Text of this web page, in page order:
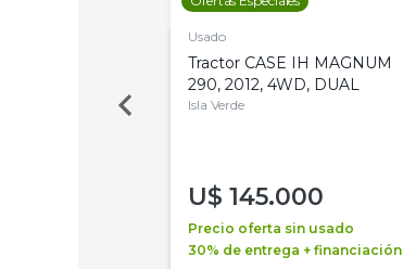
Usado
Tractor CASE IH MAGNUM
290, 2012, 4WD, DUAL
Isla Verde
U$ 145.000
Precio oferta sin usado
30% de entrega + financiación